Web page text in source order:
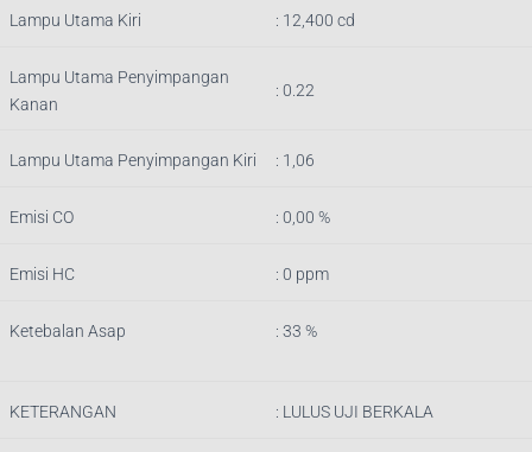
Lampu Utama Kiri : 12,400 cd
Lampu Utama Penyimpangan
Kanan
: 0.22
Lampu Utama Penyimpangan Kiri : 1,06
Emisi CO : 0,00 %
Emisi HC : 0 ppm
Ketebalan Asap : 33 %
KETERANGAN : LULUS UJI BERKALA